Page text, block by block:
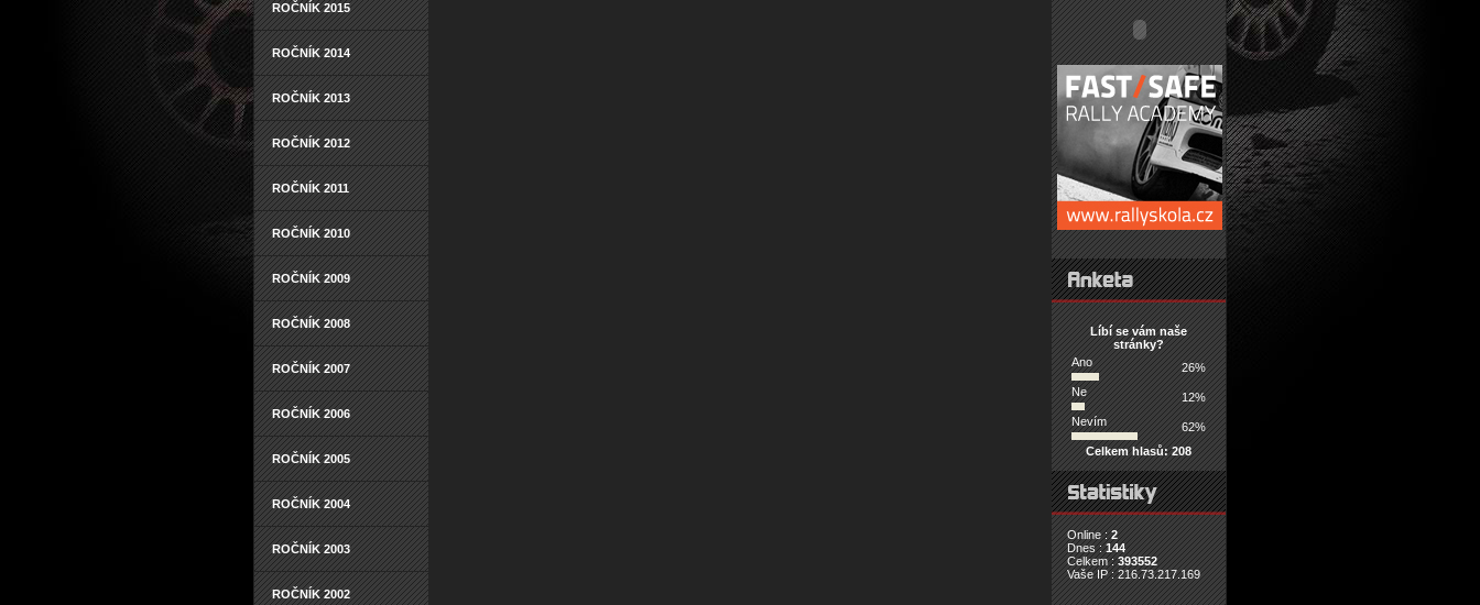
ROČNÍK 2015
ROČNÍK 2014
ROČNÍK 2013
ROČNÍK 2012
ROČNÍK 2011
ROČNÍK 2010
ROČNÍK 2009
ROČNÍK 2008
ROČNÍK 2007
ROČNÍK 2006
ROČNÍK 2005
ROČNÍK 2004
ROČNÍK 2003
ROČNÍK 2002
Líbí se vám naše
stránky?
Ano
26%
Ne
12%
Nevím
62%
Celkem hlasů: 208
Online :2
Dnes :144
Celkem :393552
Vaše IP : 216.73.217.169